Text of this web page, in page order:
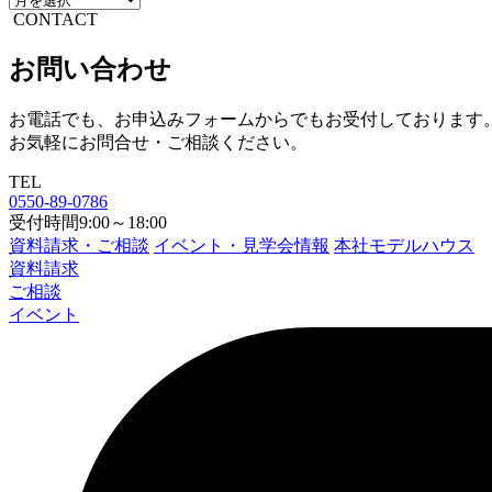
CONTACT
お問い合わせ
お電話でも、お申込みフォームからでもお受付しております
お気軽にお問合せ・ご相談ください。
TEL
0550-89-0786
受付時間9:00～18:00
資料請求・ご相談 イベント・見学会情報 本社モデルハウス
資料請求
ご相談
イベント